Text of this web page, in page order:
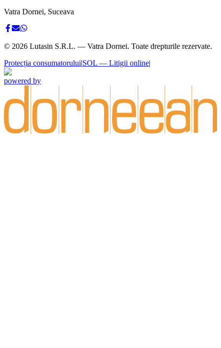
Vatra Dornei, Suceava
© 2026 Lutasin S.R.L. — Vatra Dornei. Toate drepturile rezervate.
Protecția consumatorului|SOL — Litigii online|
powered by